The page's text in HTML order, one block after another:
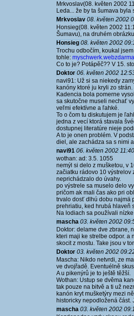
Mrkvoslav(08. květen 2002
Leda... že by ta šumava byla
Mrkvoslav 08. květen 2002
Honsieg(08. květen 2002
Šumavu), na druhém
Honsieg 08. květen 2002
Trochu odbočím, koukal
tohle:
Co to je? Potápěč?? V 15.
Doktor 06. květen 2002
navi91: Už si sa niekedy
kanóny ktoré ju kryli zo
Kadencia bola pomerne
sa skutočne museli nechať
veľmi efektívne a ľahké.
To o čom tu diskutujem je
jedna z vecí ktorá stavala
dostupnej literatúre nieje
A to je onen problém. V
diel, ale zachádza sa s nimi
navi91 06. květen 2002
wothan: ad: 3.5. 1055
nemýl si delo z mušketou, v
začiatku rádovo 10
neprichádzalo do úvahy.
po výstrele sa muselo delo
pričom ak mali čas ako pri
trvalo dosť dlhú dobu najmä
prehriatiu, ked hrubá hlaveň
Na lodiach sa používali
mascha 03. květen 2002
Doktor: delame dve zbrane,
kteri maji ke strelbe odpor. a
skocit z mostu. Take jsou v
Doktor 03. květen 2002
Mascha: Nikdo netvrdi, ze
ve dvojřadě. Eventuélně
A u pikenýrů je to ještě těžší.
Wothan: Ustup se dvěma
tak pouze na bitvě a ti už
kanón kryt mušketýry mezi
historicky nepodložená
mascha 03. květen 2002